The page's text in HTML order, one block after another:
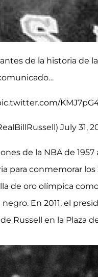
de la historia de
July 31,
de la NBA de 1957
conmemorar los
de oro olímpica
En 2011, el
Russell en la Plaza